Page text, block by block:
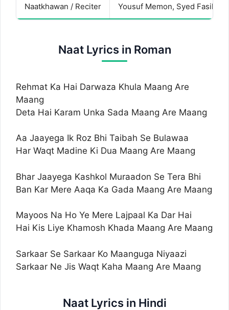
Naatkhawan / Reciter Yousuf Memon, Syed
Naat Lyrics in Roman
Rehmat Ka Hai Darwaza Khula Maang Are
Maang
Deta Hai Karam Unka Sada Maang Are Maang
Aa Jaayega Ik Roz Bhi Taibah Se Bulawaa
Har Waqt Madine Ki Dua Maang Are Maang
Bhar Jaayega Kashkol Muraadon Se Tera Bhi
Ban Kar Mere Aaqa Ka Gada Maang Are Maang
Mayoos Na Ho Ye Mere Lajpaal Ka Dar Hai
Hai Kis Liye Khamosh Khada Maang Are Maang
Sarkaar Se Sarkaar Ko Maanguga Niyaazi
Sarkaar Ne Jis Waqt Kaha Maang Are Maang
Naat Lyrics in Hindi